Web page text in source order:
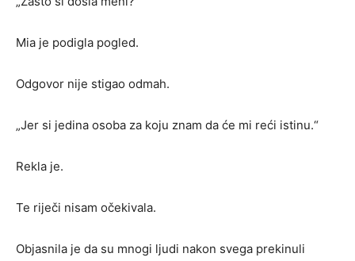
Mia je podigla pogled.
Odgovor nije stigao odmah.
„Jer si jedina osoba za koju znam da će mi reći istinu.“
Rekla je.
Te riječi nisam očekivala.
Objasnila je da su mnogi ljudi nakon svega prekinuli